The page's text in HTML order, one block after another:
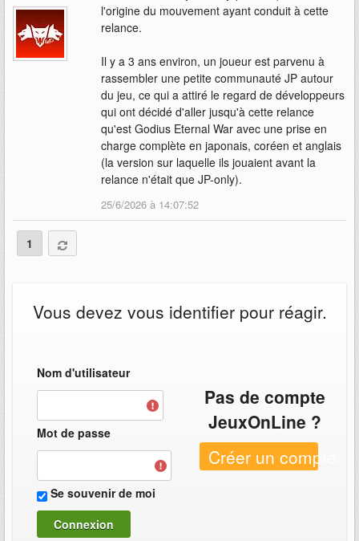
l'origine du mouvement ayant conduit à cette
relance.
Il y a 3 ans environ, un joueur est parvenu à
rassembler une petite communauté JP autour
du jeu, ce qui a attiré le regard de développeurs
qui ont décidé d'aller jusqu'à cette relance
qu'est Godius Eternal War avec une prise en
charge complète en japonais, coréen et anglais
(la version sur laquelle ils jouaient avant la
relance n'était que JP-only).
25/6/2026 à 14:07:52
1
Vous devez vous identifier pour réagir.
Nom d'utilisateur
Mot de passe
Se souvenir de moi
Pas de compte
JeuxOnLine ?
Créer un compte